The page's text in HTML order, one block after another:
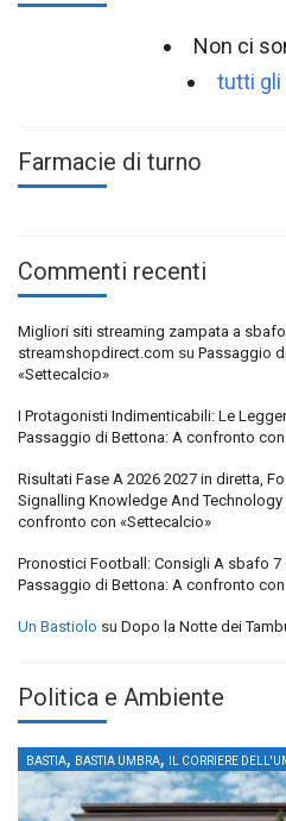
Non ci
tutti gli
Farmacie di turno
Commenti recenti
Migliori siti streaming zampata a
streamshopdirect.com su Passaggio
«Settecalcio»
I Protagonisti Indimenticabili: Le
Passaggio di Bettona: A confronto
Risultati Fase A 2026 2027 in diretta,
Signalling Knowledge And Technology
confronto con «Settecalcio»
Pronostici Football: Consigli A sbafo
Passaggio di Bettona: A confronto
Un Bastiolo su Dopo la Notte dei
Politica e Ambiente
BASTIA, BASTIA UMBRA, IL CORRIERE